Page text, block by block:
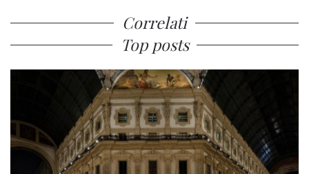
Correlati
Top posts